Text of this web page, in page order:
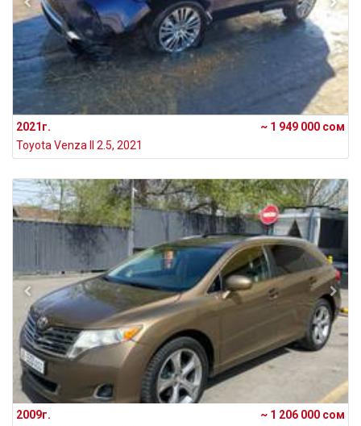
2021г.
~ 1 949 000 сом
Toyota Venza II 2.5, 2021
2009г.
~ 1 206 000 сом